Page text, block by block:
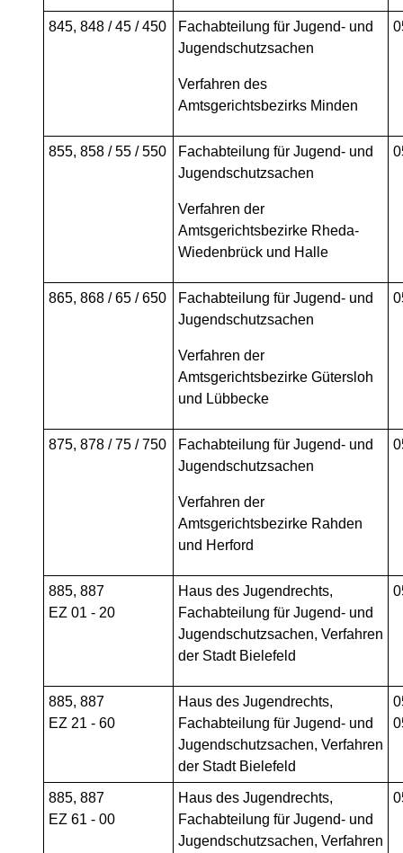
845, 848 / 45 / 450
Fachabteilung für Jugend- und
Jugendschutzsachen
Verfahren des
Amtsgerichtsbezirks Minden
855, 858 / 55 / 550
Fachabteilung für Jugend- und
Jugendschutzsachen
Verfahren der
Amtsgerichtsbezirke Rheda-
Wiedenbrück und Halle
865, 868 / 65 / 650
Fachabteilung für Jugend- und
Jugendschutzsachen
Verfahren der
Amtsgerichtsbezirke Gütersloh
und Lübbecke
875, 878 / 75 / 750
Fachabteilung für Jugend- und
Jugendschutzsachen
Verfahren der
Amtsgerichtsbezirke Rahden
und Herford
885, 887
EZ 01 - 20
Haus des Jugendrechts,
Fachabteilung für Jugend- und
Jugendschutzsachen, Verfahren
der Stadt Bielefeld
885, 887
EZ 21 - 60
Haus des Jugendrechts,
Fachabteilung für Jugend- und
Jugendschutzsachen, Verfahren
der Stadt Bielefeld
885, 887
EZ 61 - 00
Haus des Jugendrechts,
Fachabteilung für Jugend- und
Jugendschutzsachen, Verfahren
0